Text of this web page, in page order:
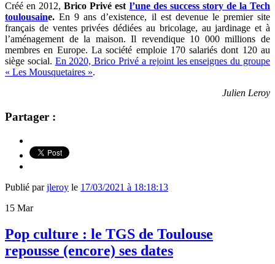
Créé en 2012,Brico Privé est l’une des success story de la Tech
toulousaine. En 9 ans d’existence, il est devenue le premier site
français de ventes privées dédiées au bricolage, au jardinage et à
l’aménagement de la maison. Il revendique 10 000 millions de
membres en Europe. La société emploie 170 salariés dont 120 au
siège social. En 2020, Brico Privé a rejoint les enseignes du groupe
« Les Mousquetaires ».
Julien Leroy
Partager :
Publié parjleroy le 17/03/2021 à 18:18:13
15 Mar
Pop culture : le TGS de Toulouse
repousse (encore) ses dates